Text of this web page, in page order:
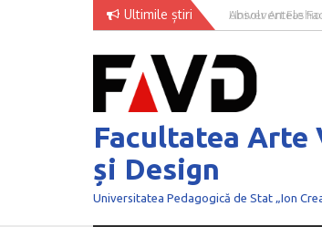
Ultimile știri
Univer Art
curaj de a fi
Facultatea Arte
și Design
Universitatea Pedagogică de Stat „Ion